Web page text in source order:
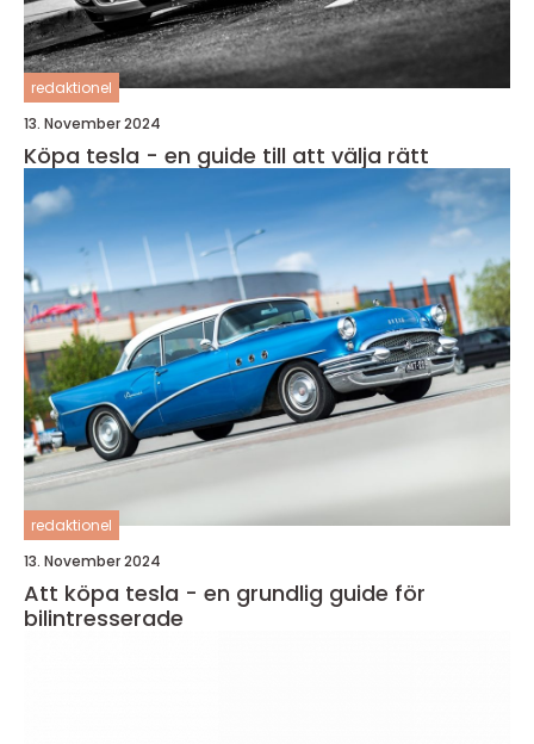
redaktionel
13. November 2024
Köpa tesla - en guide till att välja rätt
redaktionel
13. November 2024
Att köpa tesla - en grundlig guide för
bilintresserade